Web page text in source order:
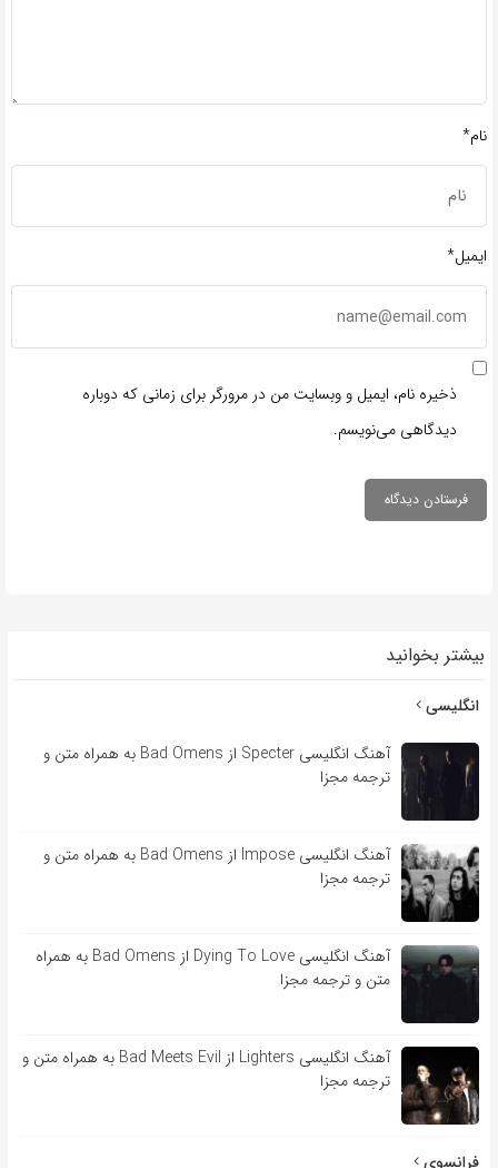
نام*
ایمیل*
ذخیره نام، ایمیل و وبسایت من در مرورگر برای زمانی که دوباره
دیدگاهی می‌نویسم.
بیشتر بخوانید
انگلیسی
آهنگ انگلیسی Specter از Bad Omens به همراه متن و
ترجمه مجزا
آهنگ انگلیسی Impose از Bad Omens به همراه متن و
ترجمه مجزا
آهنگ انگلیسی Dying To Love از Bad Omens به همراه
متن و ترجمه مجزا
آهنگ انگلیسی Lighters از Bad Meets Evil به همراه متن و
ترجمه مجزا
فرانسوی